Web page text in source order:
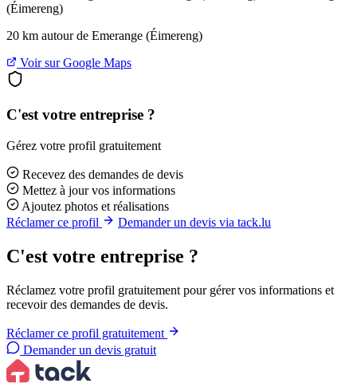
(Éimereng)
20 km autour de Emerange (Éimereng)
Voir sur Google Maps
C'est votre entreprise ?
Gérez votre profil gratuitement
Recevez des demandes de devis
Mettez à jour vos informations
Ajoutez photos et réalisations
Réclamer ce profil
Demander un devis via tack.lu
C'est votre entreprise ?
Réclamez votre profil gratuitement pour gérer vos informations et
recevoir des demandes de devis.
Réclamer ce profil gratuitement
Demander un devis gratuit